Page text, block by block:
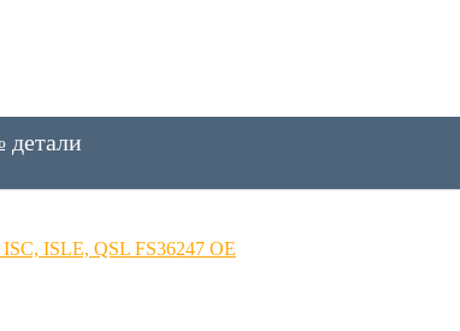
ISLE, QSL FS36247 ОЕ